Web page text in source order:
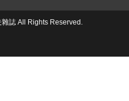
誌 All Rights Reserved.